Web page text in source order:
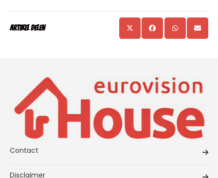
Artikel delen
Contact
Disclaimer